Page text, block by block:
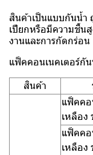
สินค้าเป็นแบบกันน้ำ
เปียกหรือมีความชื้น
งานและการกัดกร่อน
แฟ็คคอนเนคเตอร์กั
สินค้า
แฟ็คคอ
เหลือง
แฟ็คคอ
เหลือ